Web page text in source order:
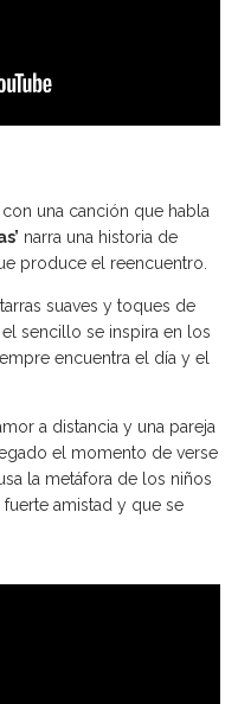
una canción que habla
narra una historia de
produce el reencuentro.
suaves y toques de
sencillo se inspira en los
encuentra el día y el
a distancia y una pareja
el momento de verse
la metáfora de los niños
amistad y que se